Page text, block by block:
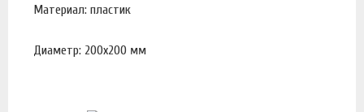
Материал: пластик
Диаметр: 200х200 мм